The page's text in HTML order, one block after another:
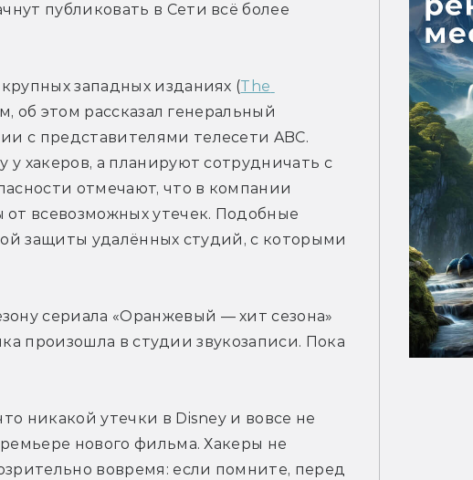
публиковать в Сети всё более
западных изданиях (The
об этом рассказал генеральный
с представителями телесети ABC.
хакеров, а планируют сотрудничать с
отмечают, что в компании
всевозможных утечек. Подобные
защиты удалённых студий, с которыми
сериала «Оранжевый — хит сезона»
произошла в студии звукозаписи. Пока
никакой утечки в Disney и вовсе не
нового фильма. Хакеры не
вовремя: если помните, перед